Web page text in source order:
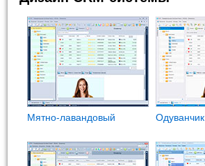
Мятно-лавандовый Одуванчик